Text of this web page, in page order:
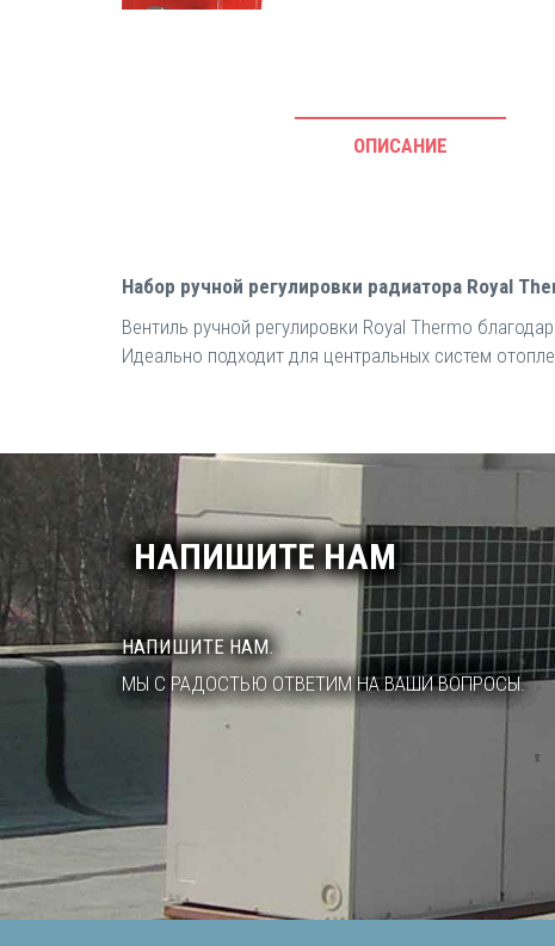
ОПИСАНИЕ
Набор ручной регулировки радиатора Royal
Вентиль ручной регулировки Royal Thermo
Идеально подходит для центральных систем
НАПИШИТЕ НАМ
НАПИШИТЕ НАМ.
МЫ С РАДОСТЬЮ ОТВЕТИМ НА ВАШИ ВОПРОСЫ.